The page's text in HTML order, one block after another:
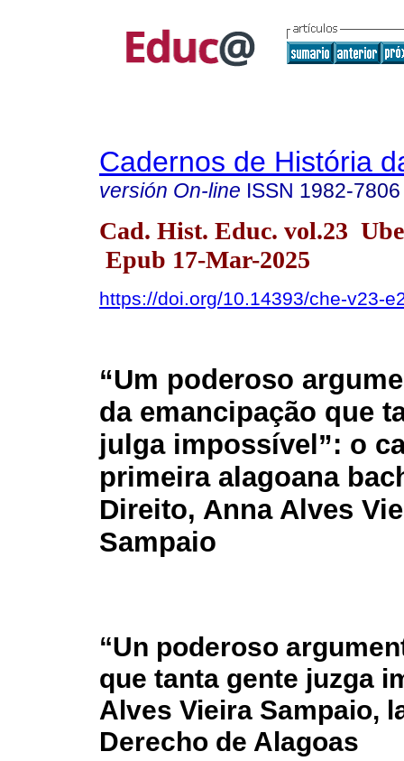
Cadernos de História
versión On-line ISSN 1982-7806
Cad. Hist. Educ. vol.23
Epub 17-Mar-2025
https://doi.org/10.14393/che-v23-
“Um poderoso
da emancipação que
julga impossível”: o
primeira alagoana
Direito, Anna Alves
Sampaio
“Un poderoso
que tanta gente juzga
Alves Vieira Sampaio,
Derecho de Alagoas